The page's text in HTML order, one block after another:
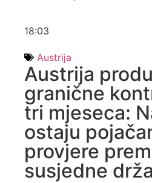
18:03
Austrija
Austrija
granične
tri mjeseca:
ostaju
provjere
susjedne